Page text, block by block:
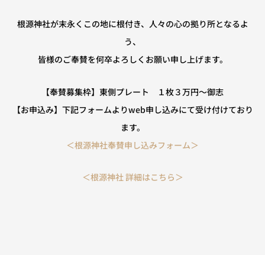
根源神社が末永くこの地に根付き、人々の心の拠り所となるよ
う、
皆様のご奉賛を何卒よろしくお願い申し上げます。
【奉賛募集枠】東側プレート １枚３万円～御志
【お申込み】下記フォームよりweb申し込みにて受け付けており
ます。
＜根源神社奉賛申し込みフォーム＞
＜根源神社 詳細はこちら＞